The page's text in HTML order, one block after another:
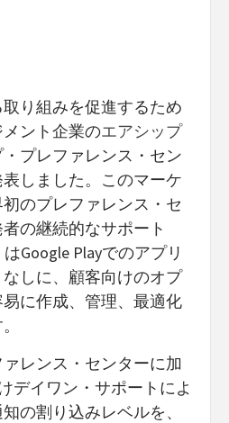
り組みを促進するため
ント企業のエアシップ
プレファレンス・セン
しました。このマーケ
のプレファレンス・セ
の継続的なサポート
Google Playでのアプリ
しに、顧客向けのオプ
に作成、管理、最適化
レンス・センターに加
デイワン・サポートによ
の割り込みレベルを、